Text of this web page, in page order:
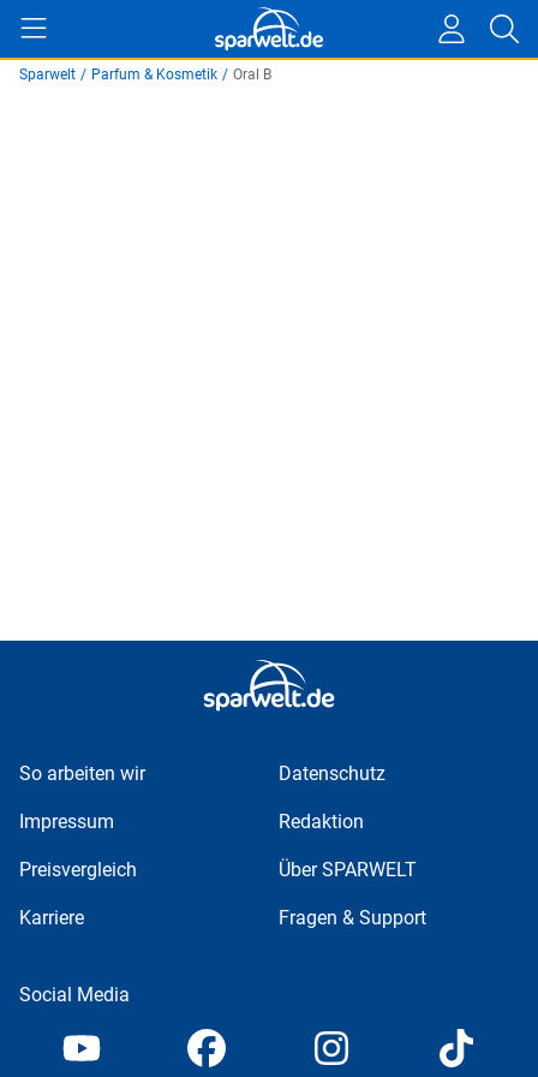
Sparwelt / Parfum & Kosmetik / Oral B
So arbeiten wir Datenschutz
Impressum Redaktion
Preisvergleich Über SPARWELT
Karriere Fragen & Support
Social Media